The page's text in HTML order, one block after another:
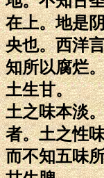
在上。地是
央也。西洋
知所以腐烂
土生甘。
土之味本淡
者。土之性
而不知五味